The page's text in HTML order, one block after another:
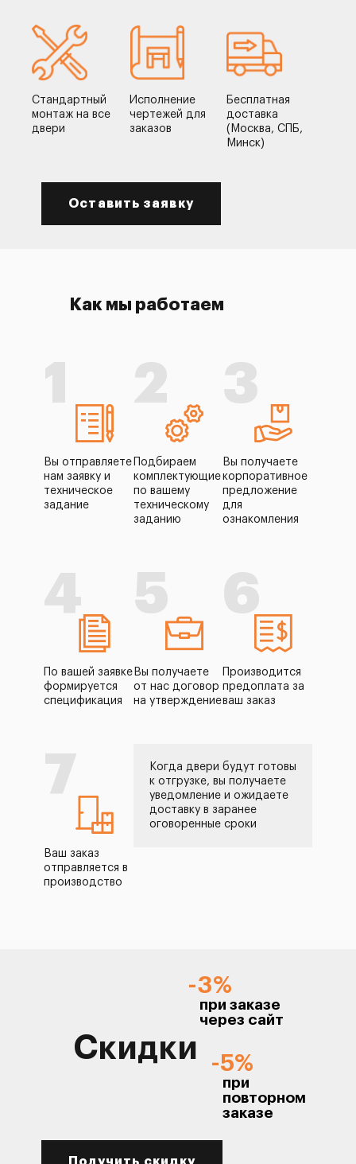
Стандартный
монтаж на все
двери
Исполнение
чертежей для
заказов
Бесплатная
доставка
(Москва, СПБ,
Минск)
Оставить заявку
Как мы работаем
1
Вы отправляете
нам заявку и
техническое
задание
2
Подбираем
комплектующие
по вашему
техническому
заданию
3
Вы получаете
корпоративное
предложение
для
ознакомления
4
По вашей заявке
формируется
спецификация
5
Вы получаете
от нас договор
на утверждение
6
Производится
предоплата за
ваш заказ
7
Ваш заказ
отправляется в
производство
Когда двери будут готовы
к отгрузке, вы получаете
уведомление и ожидаете
доставку в заранее
оговоренные сроки
Скидки
-3%
при заказе
через сайт
-5%
при
повторном
заказе